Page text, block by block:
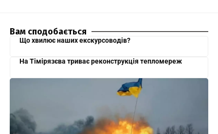
Вам сподобається
Що хвилює наших екскурсоводів?
На Тімірязєва триває реконструкція тепломереж